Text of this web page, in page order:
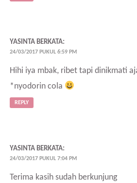
YASINTA BERKATA:
24/03/2017 PUKUL 6:59 PM
Hihi iya mbak, ribet tapi dinikmati
*nyodorin cola
REPLY
YASINTA BERKATA:
24/03/2017 PUKUL 7:04 PM
Terima kasih sudah berkunjung